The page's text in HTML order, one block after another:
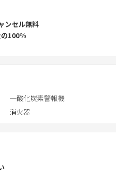
ンセル無料
100%
一酸化炭素警報機
消火器